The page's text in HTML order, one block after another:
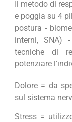
Il metodo di
e poggia su 4
postura -
interni, SNA)
tecniche di
potenziare
Dolore = da
sul sistema
Stress =